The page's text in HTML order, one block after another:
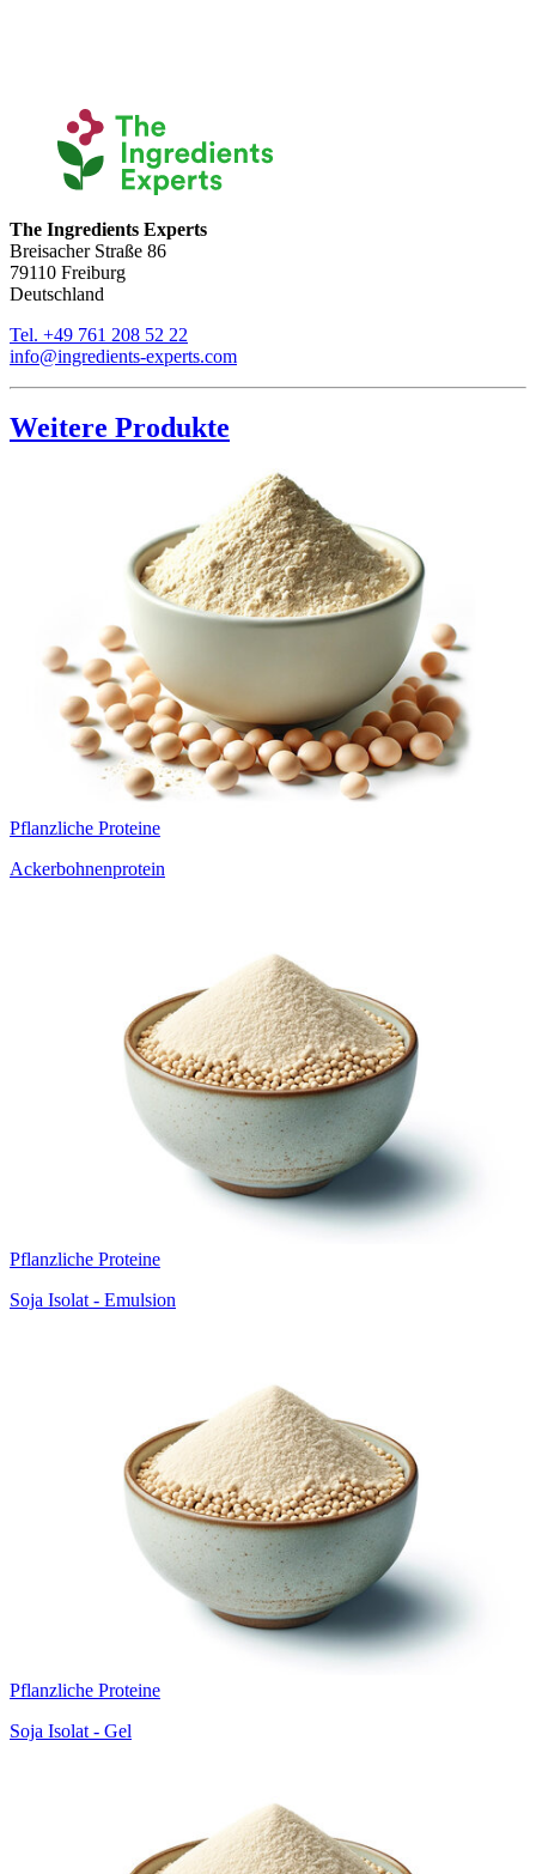
The Ingredients Experts
Breisacher Straße 86
79110 Freiburg
Deutschland
Tel. +49 761 208 52 22
info@ingredients-experts.com
Weitere Produkte
Pflanzliche Proteine
Ackerbohnenprotein
Pflanzliche Proteine
Soja Isolat - Emulsion
Pflanzliche Proteine
Soja Isolat - Gel